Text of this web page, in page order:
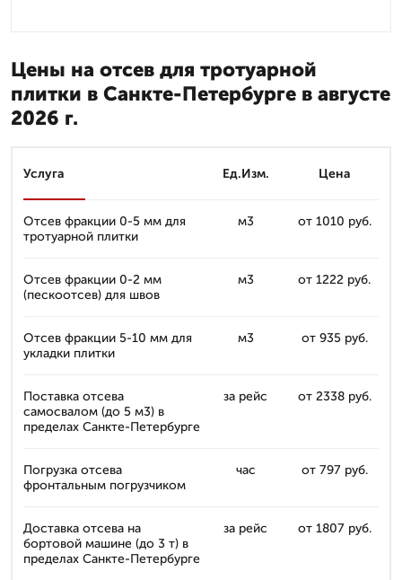
Цены на отсев для тротуарной
плитки в Санкте-Петербурге в августе
2026 г.
Услуга Ед.Изм. Цена
Отсев фракции 0-5 мм для
тротуарной плитки
м3 от 1010 руб.
Отсев фракции 0-2 мм
(пескоотсев) для швов
м3 от 1222 руб.
Отсев фракции 5-10 мм для
укладки плитки
м3 от 935 руб.
Поставка отсева
самосвалом (до 5 м3) в
пределах Санкте-Петербурге
за рейс от 2338 руб.
Погрузка отсева
фронтальным погрузчиком
час от 797 руб.
Доставка отсева на
бортовой машине (до 3 т) в
пределах Санкте-Петербурге
за рейс от 1807 руб.